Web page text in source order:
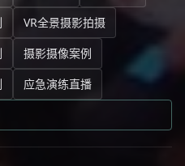
VR全景摄影拍摄
摄影摄像案例
应急演练直播